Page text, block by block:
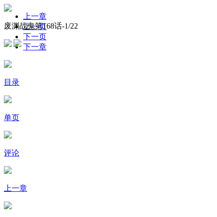
废渊战鬼第168话-1/22
上一章
上一页
下一页
下一章
目录
单页
评论
上一章